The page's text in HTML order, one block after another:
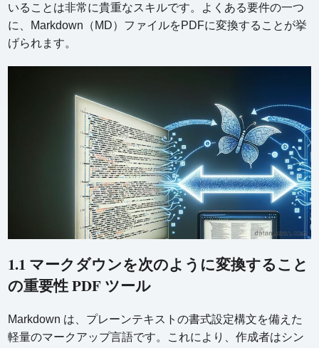
いることは非常に貴重なスキルです。よくある要件の一つ
に、Markdown（MD）ファイルをPDFに変換することが挙
げられます。
1.1 マークダウンを次のように変換すること
の重要性 PDF ツール
Markdown は、プレーンテキストの書式設定構文を備えた
軽量のマークアップ言語です。これにより、作成者はシン